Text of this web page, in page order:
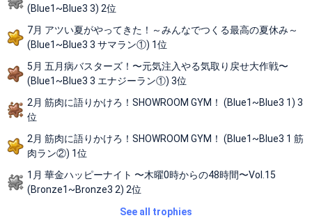
(Blue1~Blue3 3) 2位
7月 アツい夏がやってきた！～みんなでつくる最高の夏休み～
(Blue1~Blue3 3 サマラン①) 1位
5月 五月病バスターズ！〜元気注入やる気取り戻せ大作戦〜
(Blue1~Blue3 3 エナジーラン①) 3位
2月 筋肉に語りかけろ！SHOWROOM GYM！ (Blue1~Blue3 1) 3
位
2月 筋肉に語りかけろ！SHOWROOM GYM！ (Blue1~Blue3 1 筋
肉ラン②) 1位
1月 華金ハッピーナイト 〜木曜0時からの48時間〜Vol.15
(Bronze1~Bronze3 2) 2位
See all trophies